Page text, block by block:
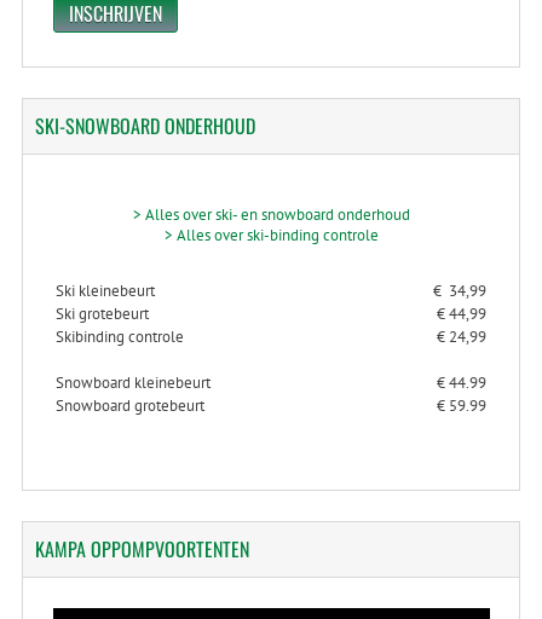
SKI-SNOWBOARDONDERHOUD
> Alles over ski- en snowboard onderhoud
> Alles over ski-binding controle
Ski kleinebeurt
€ 34,99
Ski grotebeurt
€ 44,99
Skibinding controle
€ 24,99
Snowboard kleinebeurt
€ 44.99
Snowboard grotebeurt
€ 59.99
KAMPAOPPOMPVOORTENTEN